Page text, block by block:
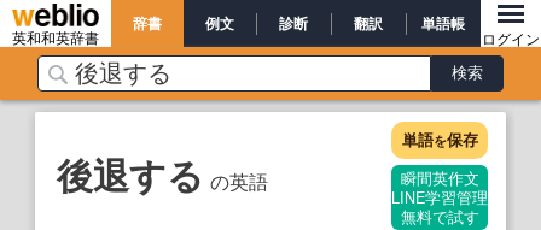
英和和英辞書
辞書 例文 診断 翻訳 単語帳
ログイン
後退する の英語
単語を保存
瞬間英作文
LINE学習管理
無料で試す